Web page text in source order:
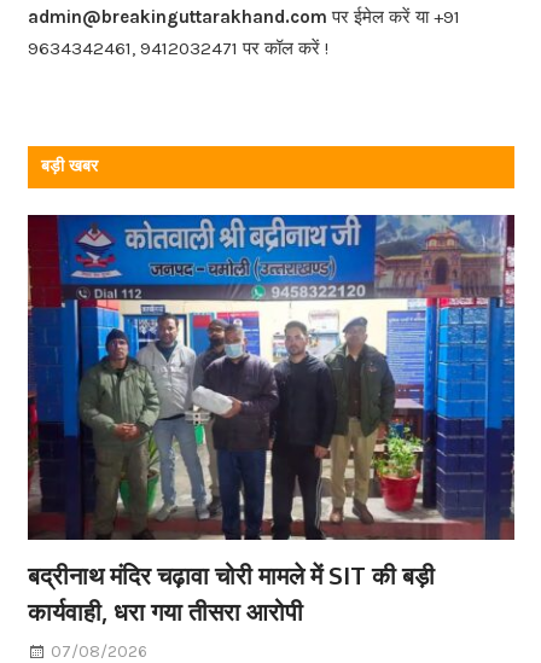
o
k
admin@breakinguttarakhand.com पर ईमेल करें या +91
9634342461, 9412032471 पर कॉल करें !
बड़ी खबर
बद्रीनाथ मंदिर चढ़ावा चोरी मामले में SIT की बड़ी
कार्यवाही, धरा गया तीसरा आरोपी
07/08/2026